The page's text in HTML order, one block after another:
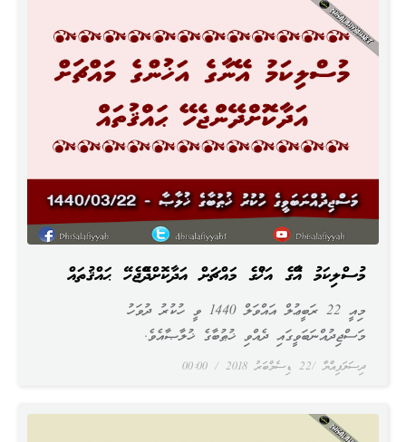
މުސްލިކަމު އޭނާގެ އަޚުންގެ މައްޗަށް އަދާކޮށްދޭންޖެހޭ ޙައްޤުތައް
ދިސަލަފިއްޔާ 22 ޑިސެމްބަރު 2018
މިއީ 22 ރަބީޢުލް އައްވަލް 1440 ވީ ހުކުރު ދުވަހު
މަސްޖިދުއްނަބަވީގައި ދެއްވި ޚުޠުބާގެ ޚުލާޞާއެވެ.